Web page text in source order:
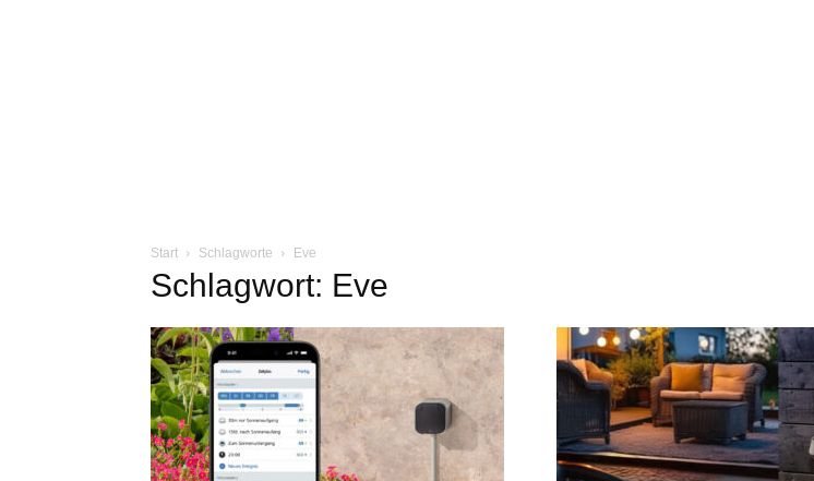
Start Schlagworte Eve
Schlagwort: Eve